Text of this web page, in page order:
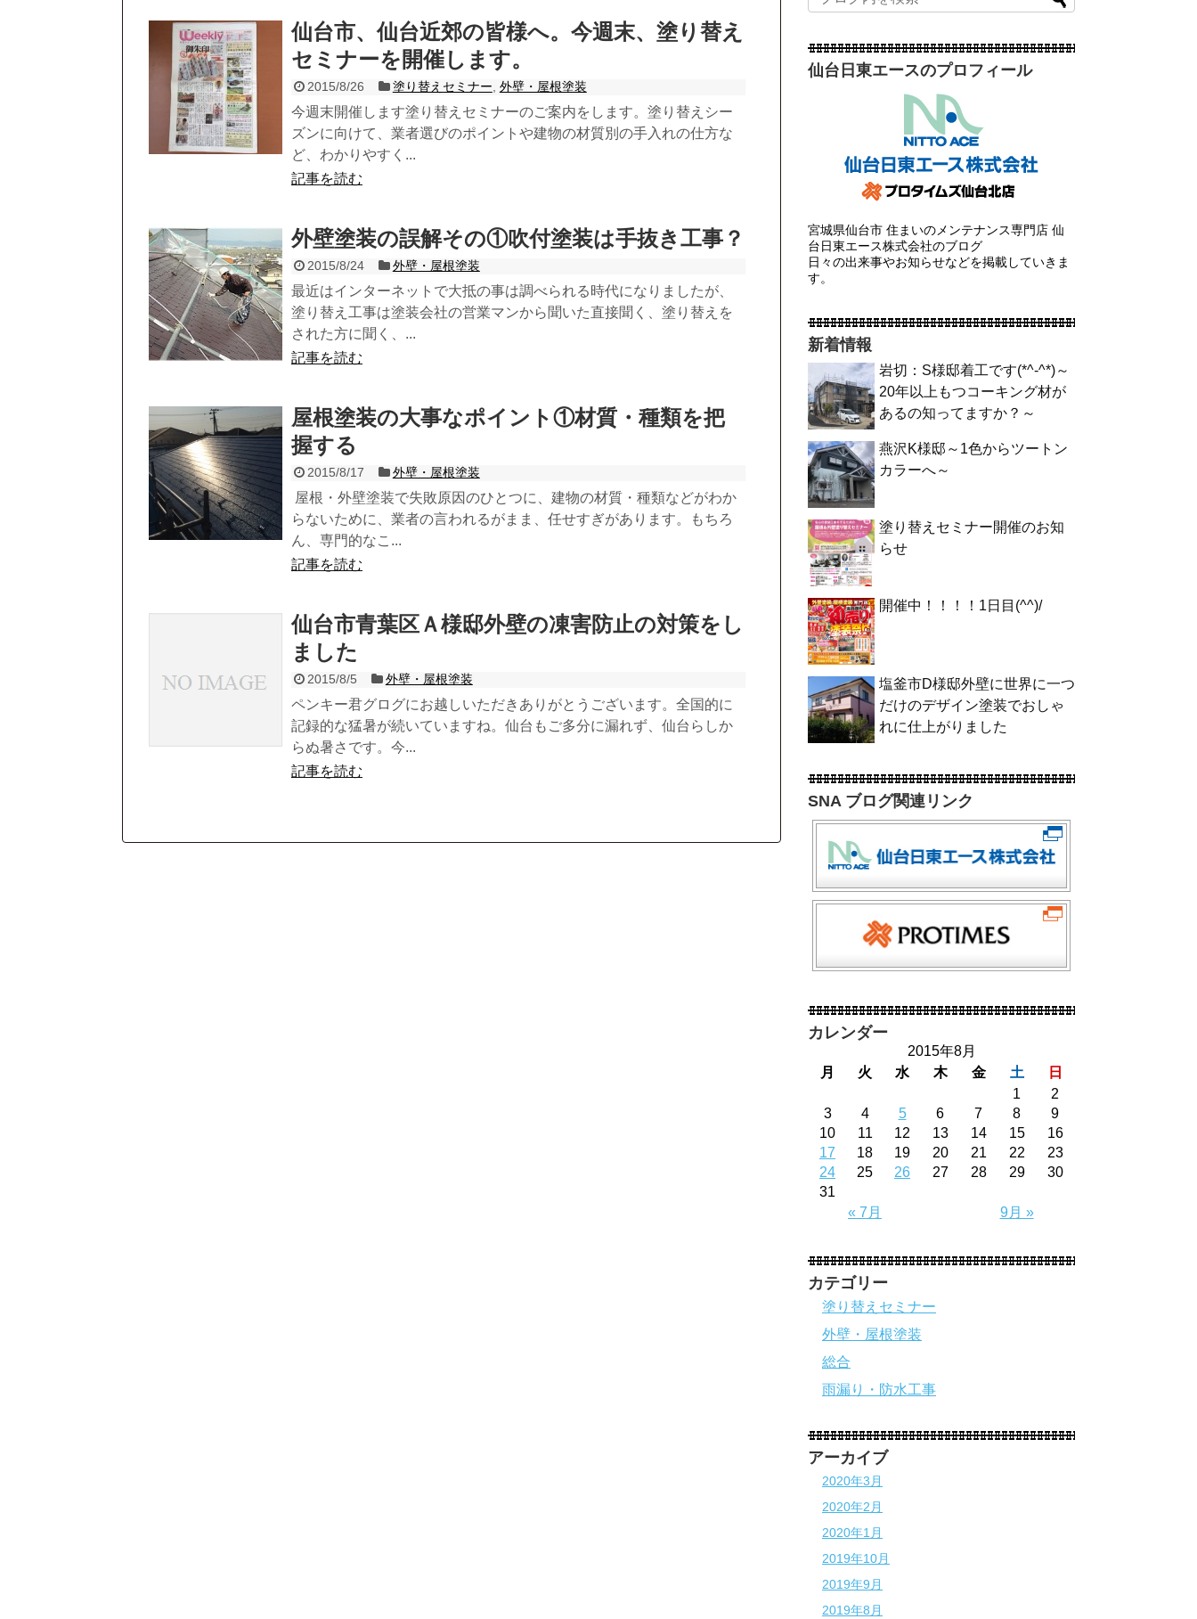
仙台市、仙台近郊の皆様へ。今週末、塗り替え
セミナーを開催します。
2015/8/26 塗り替えセミナー 外壁・屋根塗装
今週末開催します塗り替えセミナーのご案内をします。塗り替えシー
ズンに向けて、業者選びのポイントや建物の材質別の手入れの仕方な
ど、わかりやすく...
記事を読む
外壁塗装の誤解その①吹付塗装は手抜き工事？
2015/8/24 外壁・屋根塗装
最近はインターネットで大抵の事は調べられる時代になりましたが、
塗り替え工事は塗装会社の営業マンから聞いた直接聞く、塗り替えを
された方に聞く、...
記事を読む
屋根塗装の大事なポイント①材質・種類を把
握する
2015/8/17 外壁・屋根塗装
屋根・外壁塗装で失敗原因のひとつに、建物の材質・種類などがわか
らないために、業者の言われるがまま、任せすぎがあります。もちろ
ん、専門的なこ...
記事を読む
仙台市青葉区Ａ様邸外壁の凍害防止の対策をし
ました
2015/8/5 外壁・屋根塗装
ペンキー君グログにお越しいただきありがとうございます。全国的に
記録的な猛暑が続いていますね。仙台もご多分に漏れず、仙台らしか
らぬ暑さです。今...
記事を読む
仙台日東エースのプロフィール
宮城県仙台市 住まいのメンテナンス専門店 仙
台日東エース株式会社のブログ
日々の出来事やお知らせなどを掲載していきま
す。
新着情報
岩切：S様邸着工です(*^-^*)～
20年以上もつコーキング材が
あるの知ってますか？～
燕沢K様邸～1色からツートン
カラーへ～
塗り替えセミナー開催のお知
らせ
開催中！！！！1日目(^^)/
塩釜市D様邸外壁に世界に一つ
だけのデザイン塗装でおしゃ
れに仕上がりました
SNA ブログ関連リンク
カレンダー
2015年8月
月
火 水 木 金 土 日
« 7月 9月 »
1
2
3
4 5 6 7 8
9
10
11 12 13 14 15
16
17
18 19 20 21 22
23
24
25 26 27 28 29
30
31
カテゴリー
塗り替えセミナー
外壁・屋根塗装
総合
雨漏り・防水工事
アーカイブ
2020年3月
2020年2月
2020年1月
2019年10月
2019年9月
2019年8月